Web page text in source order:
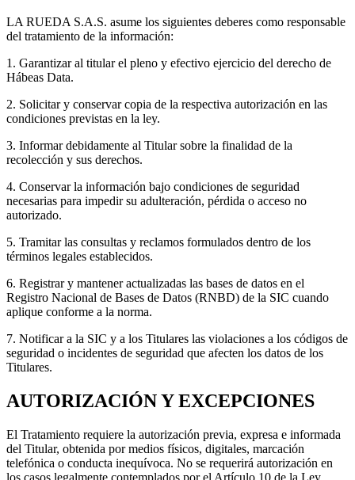
LA RUEDA S.A.S. asume los siguientes deberes como responsable
del tratamiento de la información:
1. Garantizar al titular el pleno y efectivo ejercicio del derecho de
Hábeas Data.
2. Solicitar y conservar copia de la respectiva autorización en las
condiciones previstas en la ley.
3. Informar debidamente al Titular sobre la finalidad de la
recolección y sus derechos.
4. Conservar la información bajo condiciones de seguridad
necesarias para impedir su adulteración, pérdida o acceso no
autorizado.
5. Tramitar las consultas y reclamos formulados dentro de los
términos legales establecidos.
6. Registrar y mantener actualizadas las bases de datos en el
Registro Nacional de Bases de Datos (RNBD) de la SIC cuando
aplique conforme a la norma.
7. Notificar a la SIC y a los Titulares las violaciones a los códigos de
seguridad o incidentes de seguridad que afecten los datos de los
Titulares.
AUTORIZACIÓN Y EXCEPCIONES
El Tratamiento requiere la autorización previa, expresa e informada
del Titular, obtenida por medios físicos, digitales, marcación
telefónica o conducta inequívoca. No se requerirá autorización en